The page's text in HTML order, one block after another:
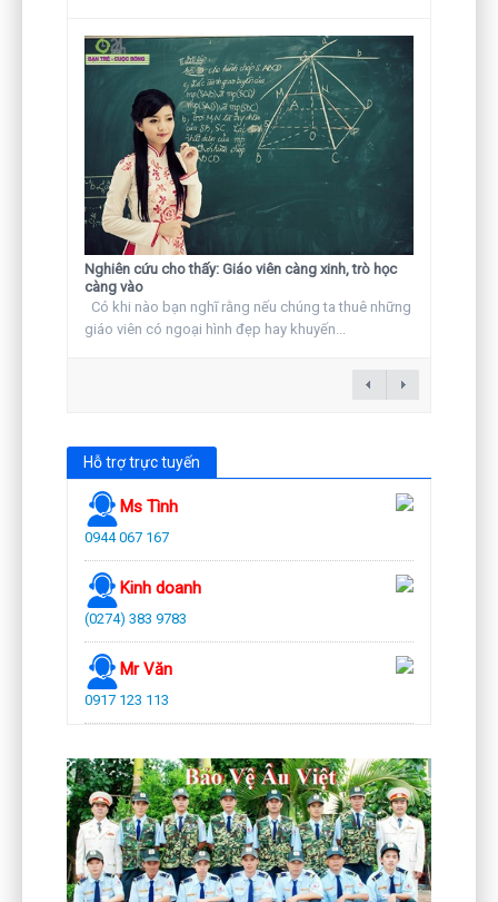
Nghiên cứu cho thấy: Giáo viên càng xinh, trò học
càng vào
Có khi nào bạn nghĩ rằng nếu chúng ta thuê những
giáo viên có ngoại hình đẹp hay khuyến...
Hỗ trợ trực tuyến
Ms Tình
0944 067 167
Kinh doanh
(0274) 383 9783
Mr Văn
0917 123 113